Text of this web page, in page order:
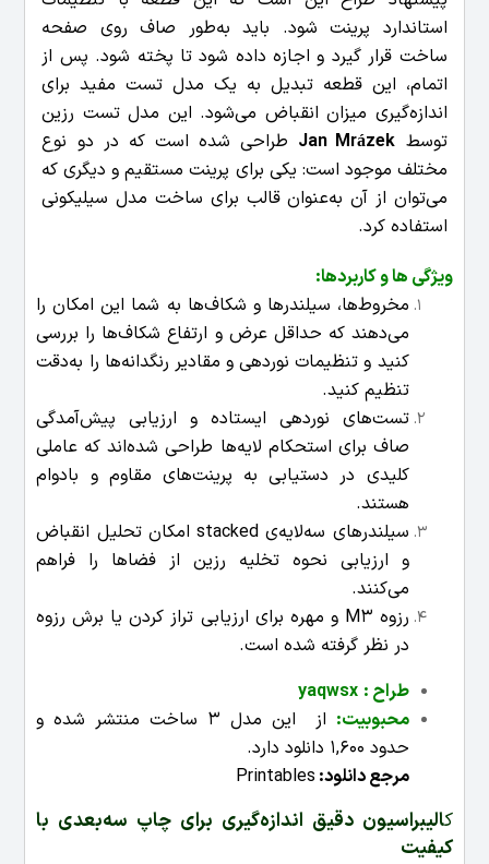
استاندارد پرینت شود. باید به‌طور صاف روی صفحه
ساخت قرار گیرد و اجازه داده شود تا پخته شود. پس از
اتمام، این قطعه تبدیل به یک مدل تست مفید برای
اندازه‌گیری میزان انقباض می‌شود. این مدل تست رزین
توسط Jan Mrázek طراحی شده است که در دو نوع
مختلف موجود است: یکی برای پرینت مستقیم و دیگری که
می‌توان از آن به‌عنوان قالب برای ساخت مدل سیلیکونی
استفاده کرد.
ویژگی ها و کاربردها:
مخروط‌ها، سیلندرها و شکاف‌ها به شما این امکان را
می‌دهند که حداقل عرض و ارتفاع شکاف‌ها را بررسی
کنید و تنظیمات نوردهی و مقادیر رنگدانه‌ها را به‌دقت
تنظیم کنید.
تست‌های نوردهی ایستاده و ارزیابی پیش‌آمدگی
صاف برای استحکام لایه‌ها طراحی شده‌اند که عاملی
کلیدی در دستیابی به پرینت‌های مقاوم و بادوام
هستند.
سیلندرهای سه‌لایه‌ی stacked امکان تحلیل انقباض
و ارزیابی نحوه تخلیه رزین از فضاها را فراهم
می‌کنند.
رزوه M3 و مهره برای ارزیابی تراز کردن یا برش رزوه
در نظر گرفته شده است.
طراح : yaqwsx
محبوبیت:
از این مدل 3 ساخت منتشر شده و
حدود 1,600 دانلود دارد.
مرجع دانلود: Printables
کالیبراسیون دقیق اندازه‌گیری برای چاپ سه‌بعدی با
کیفیت